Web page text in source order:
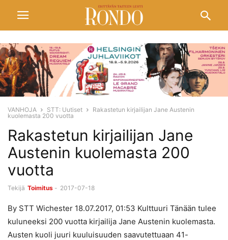
VANHOJA STT: Uutiset
Rakastetun kirjailijan Jane Austenin
kuolemasta 200 vuotta
Rakastetun kirjailijan Jane
Austenin kuolemasta 200
vuotta
Tekijä Toimitus - 2017-07-18
By STT Wichester 18.07.2017, 01:53 Kulttuuri Tänään tulee
kuluneeksi 200 vuotta kirjailija Jane Austenin kuolemasta.
Austen kuoli juuri kuuluisuuden saavutettuaan 41-